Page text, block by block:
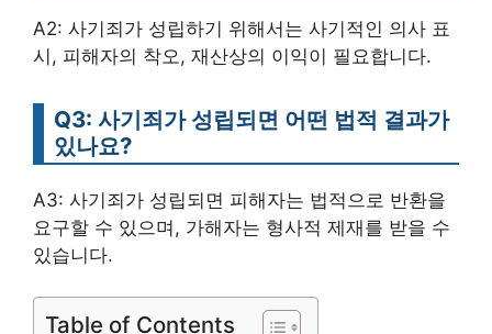
A2: 사기죄가 성립하기 위해서는 사기적인 의사 표
시, 피해자의 착오, 재산상의 이익이 필요합니다.
Q3: 사기죄가 성립되면 어떤 법적 결과가
있나요?
A3: 사기죄가 성립되면 피해자는 법적으로 반환을
요구할 수 있으며, 가해자는 형사적 제재를 받을 수
있습니다.
Table of Contents